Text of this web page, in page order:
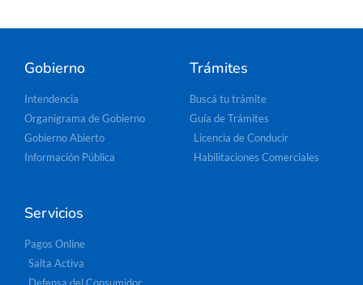
Gobierno
Intendencia
Organigrama de Gobierno
Gobierno Abierto
Información Pública
Trámites
Buscá tu trámite
Guía de Trámites
Licencia de Conducir
Habilitaciones Comerciales
Servicios
Pagos Online
Salta Activa